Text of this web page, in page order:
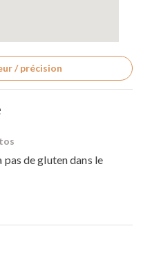
/ précision
pas de gluten dans le